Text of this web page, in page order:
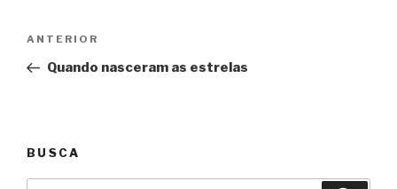
Post
Anterior
ANTERIOR
Quando nasceram as estrelas
BUSCA